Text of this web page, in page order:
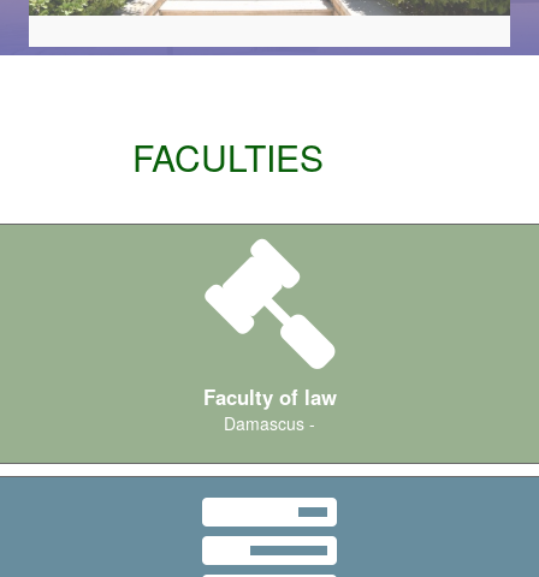
FACULTIES
Faculty of law
Damascus -